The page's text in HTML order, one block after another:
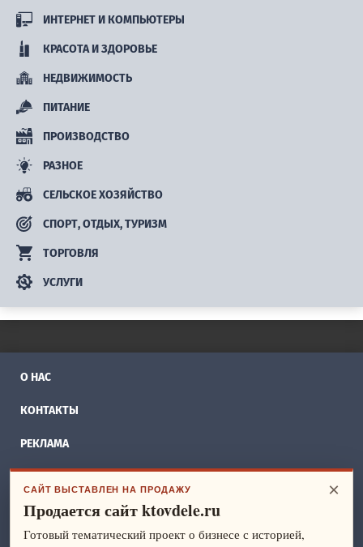
ИНТЕРНЕТ И КОМПЬЮТЕРЫ
КРАСОТА И ЗДОРОВЬЕ
НЕДВИЖИМОСТЬ
ПИТАНИЕ
ПРОИЗВОДСТВО
РАЗНОЕ
СЕЛЬСКОЕ ХОЗЯЙСТВО
СПОРТ, ОТДЫХ, ТУРИЗМ
ТОРГОВЛЯ
УСЛУГИ
О НАС
КОНТАКТЫ
РЕКЛАМА
СПРАВОЧНИК
ФРАНШИЗЫ
×
САЙТ ВЫСТАВЛЕН НА ПРОДАЖУ
Продается сайт ktovdele.ru
Готовый тематический проект о бизнесе с историей,